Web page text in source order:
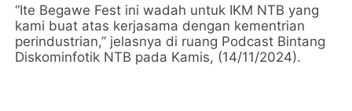
“Ite Begawe Fest ini wadah untuk IKM NTB yang
kami buat atas kerjasama dengan kementrian
perindustrian,” jelasnya di ruang Podcast Bintang
Diskominfotik NTB pada Kamis, (14/11/2024).